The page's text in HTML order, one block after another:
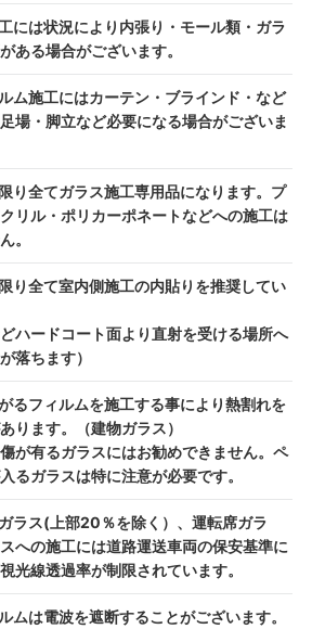
には状況により内張り・モール類・ガラ
ある場合がございます。
ム施工にはカーテン・ブラインド・など
場・脚立など必要になる場合がございま
り全てガラス施工専用品になります。プ
リル・ポリカーポネートなどへの施工は
。
り全て室内側施工の内貼りを推奨してい
どハードコート面より直射を受ける場所へ
落ちます）
るフィルムを施工する事により熱割れを
ります。（建物ガラス）
が有るガラスにはお勧めできません。ペ
るガラスは特に注意が必要です。
ラス(上部20％を除く）、運転席ガラ
への施工には道路運送車両の保安基準に
光線透過率が制限されています。
ムは電波を遮断することがございます。